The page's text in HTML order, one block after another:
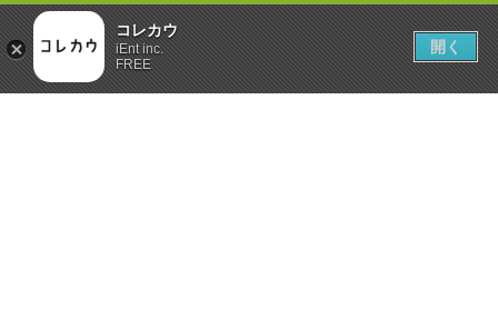
コレカウ
iEnt inc.
FREE
開く